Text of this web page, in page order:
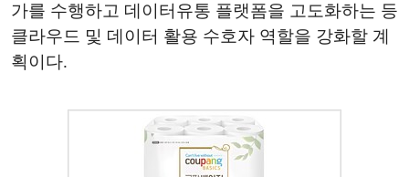
가를 수행하고 데이터유통 플랫폼을 고도화하는 등
클라우드 및 데이터 활용 수호자 역할을 강화할 계
획이다.